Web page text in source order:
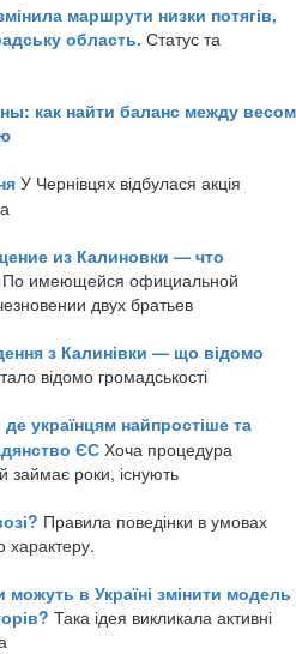
маршрути низки потягів,
область. Статус та
как найти баланс между весом
У Чернівцях відбулася акція
из Калиновки — что
По имеющейся официальной
двух братьев
з Калинівки — що відомо
відомо громадськості
українцям найпростіше та
ЄС Хоча процедура
займає роки, існують
Правила поведінки в умовах
характеру.
можуть в Україні змінити модель
Така ідея викликала активні